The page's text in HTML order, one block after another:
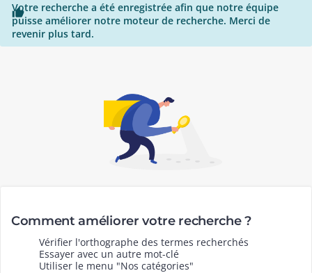

Votre recherche a été enregistrée afin que notre équipe
puisse améliorer notre moteur de recherche. Merci de
revenir plus tard.
Comment améliorer votre recherche ?
Vérifier l'orthographe des termes recherchés
Essayer avec un autre mot-clé
Utiliser le menu "Nos catégories"